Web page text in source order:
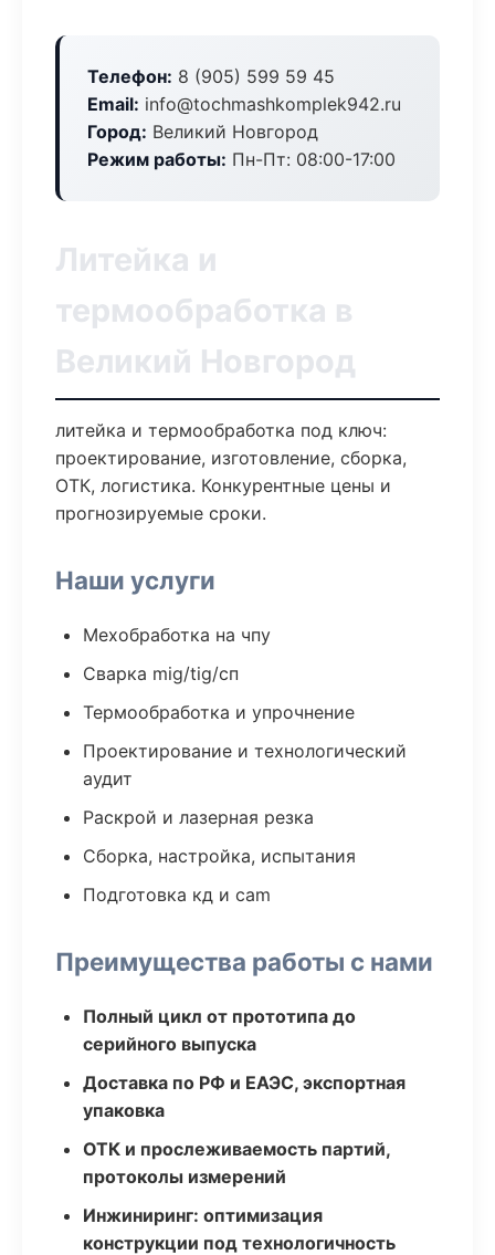
Телефон: 8 (905) 599 59 45
Email: info@tochmashkomplek942.ru
Город: Великий Новгород
Режим работы: Пн-Пт: 08:00-17:00
Литейка и
термообработка в
Великий Новгород
литейка и термообработка под ключ:
проектирование, изготовление, сборка,
ОТК, логистика. Конкурентные цены и
прогнозируемые сроки.
Наши услуги
Мехобработка на чпу
Сварка mig/tig/сп
Термообработка и упрочнение
Проектирование и технологический
аудит
Раскрой и лазерная резка
Сборка, настройка, испытания
Подготовка кд и cam
Преимущества работы с нами
Полный цикл от прототипа до
серийного выпуска
Доставка по РФ и ЕАЭС, экспортная
упаковка
ОТК и прослеживаемость партий,
протоколы измерений
Инжиниринг: оптимизация
конструкции под технологичность